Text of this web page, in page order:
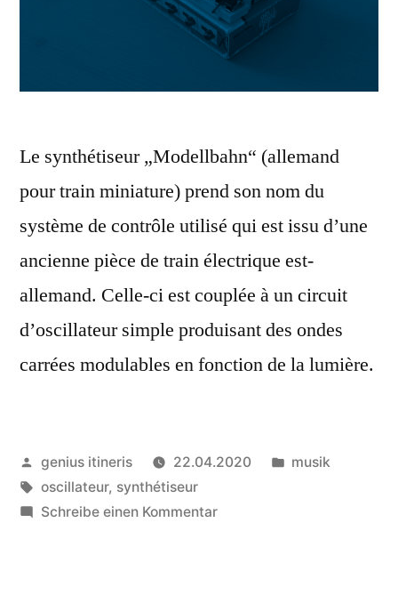
Le synthétiseur „Modellbahn“ (allemand
pour train miniature) prend son nom du
système de contrôle utilisé qui est issu d’une
ancienne pièce de train électrique est-
allemand. Celle-ci est couplée à un circuit
d’oscillateur simple produisant des ondes
carrées modulables en fonction de la lumière.
Veröffentlicht
von
genius itineris 22.04.2020
Veröffentlicht
musik
Schlagwörter:
oscillateur, synthétiseur
Schreibe einen Kommentarzu